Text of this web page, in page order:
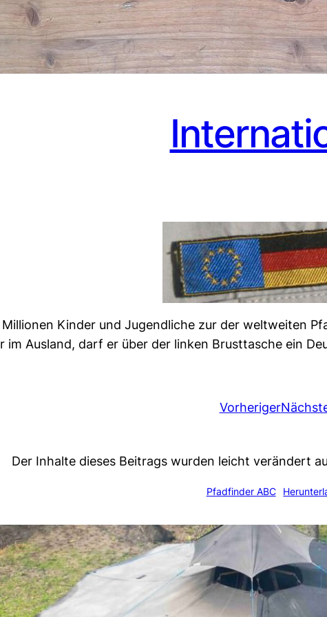
Kinder und Jugendliche zur der weltweiten
im Ausland, darf er über der linken Brusttasche ein
Vorheriger
Der Inhalte dieses Beitrags wurden leicht verändert
Pfadfinder ABC